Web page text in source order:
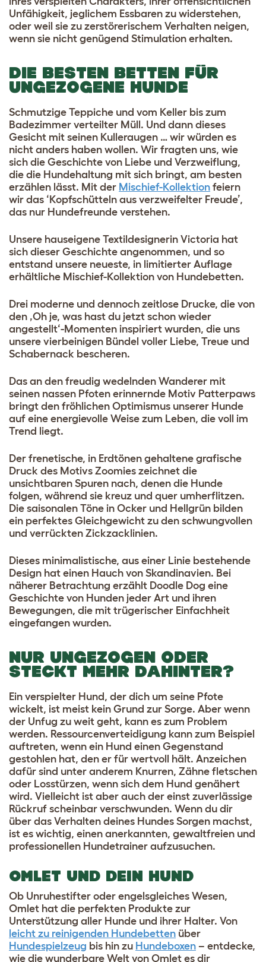
Unfähigkeit, jeglichem Essbaren zu widerstehen,
oder weil sie zu zerstörerischem Verhalten neigen,
wenn sie nicht genügend Stimulation erhalten.
DIE BESTEN BETTEN FÜR
UNGEZOGENE HUNDE
Schmutzige Teppiche und vom Keller bis zum
Badezimmer verteilter Müll. Und dann dieses
Gesicht mit seinen Kulleraugen … wir würden es
nicht anders haben wollen. Wir fragten uns, wie
sich die Geschichte von Liebe und Verzweiflung,
die die Hundehaltung mit sich bringt, am besten
erzählen lässt. Mit der Mischief-Kollektion feiern
wir das ‘Kopfschütteln aus verzweifelter Freude’,
das nur Hundefreunde verstehen.
Unsere hauseigene Textildesignerin Victoria hat
sich dieser Geschichte angenommen, und so
entstand unsere neueste, in limitierter Auflage
erhältliche Mischief-Kollektion von Hundebetten.
Drei moderne und dennoch zeitlose Drucke, die von
den ‚Oh je, was hast du jetzt schon wieder
angestellt‘-Momenten inspiriert wurden, die uns
unsere vierbeinigen Bündel voller Liebe, Treue und
Schabernack bescheren.
Das an den freudig wedelnden Wanderer mit
seinen nassen Pfoten erinnernde Motiv Patterpaws
bringt den fröhlichen Optimismus unserer Hunde
auf eine energievolle Weise zum Leben, die voll im
Trend liegt.
Der frenetische, in Erdtönen gehaltene grafische
Druck des Motivs Zoomies zeichnet die
unsichtbaren Spuren nach, denen die Hunde
folgen, während sie kreuz und quer umherflitzen.
Die saisonalen Töne in Ocker und Hellgrün bilden
ein perfektes Gleichgewicht zu den schwungvollen
und verrückten Zickzacklinien.
Dieses minimalistische, aus einer Linie bestehende
Design hat einen Hauch von Skandinavien. Bei
näherer Betrachtung erzählt Doodle Dog eine
Geschichte von Hunden jeder Art und ihren
Bewegungen, die mit trügerischer Einfachheit
eingefangen wurden.
NUR UNGEZOGEN ODER
STECKT MEHR DAHINTER?
Ein verspielter Hund, der dich um seine Pfote
wickelt, ist meist kein Grund zur Sorge. Aber wenn
der Unfug zu weit geht, kann es zum Problem
werden. Ressourcenverteidigung kann zum Beispiel
auftreten, wenn ein Hund einen Gegenstand
gestohlen hat, den er für wertvoll hält. Anzeichen
dafür sind unter anderem Knurren, Zähne fletschen
oder Losstürzen, wenn sich dem Hund genähert
wird. Vielleicht ist aber auch der einst zuverlässige
Rückruf scheinbar verschwunden. Wenn du dir
über das Verhalten deines Hundes Sorgen machst,
ist es wichtig, einen anerkannten, gewaltfreien und
professionellen Hundetrainer aufzusuchen.
OMLET UND DEIN HUND
Ob Unruhestifter oder engelsgleiches Wesen,
Omlet hat die perfekten Produkte zur
Unterstützung aller Hunde und ihrer Halter. Von
leicht zu reinigenden Hundebetten über
Hundespielzeug bis hin zu Hundeboxen – entdecke,
wie die wunderbare Welt von Omlet es dir